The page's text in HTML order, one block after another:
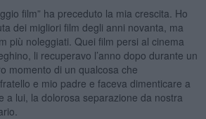
film” ha preceduto la mia crescita. Ho
dei migliori film degli anni novanta, ma
più noleggiati. Quei film persi al cinema
li recuperavo l’anno dopo durante un
momento di un qualcosa che
e mio padre e faceva dimenticare a
a lui, la dolorosa separazione da nostra